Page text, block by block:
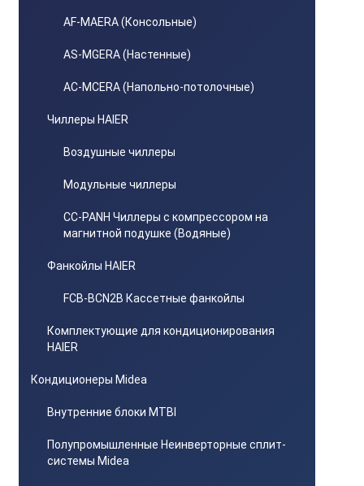
AF-MAERA (Консольные)
AS-MGERA (Настенные)
AС-MСERA (Напольно-потолочные)
Чиллеры HAIER
Воздушные чиллеры
Модульные чиллеры
CC-PANH Чиллеры с компрессором на
магнитной подушке (Водяные)
Фанкойлы HAIER
FCB-BCN2B Кассетные фанкойлы
Комплектующие для кондиционирования
HAIER
Кондиционеры Midea
Внутренние блоки MTBI
Полупромышленные Неинверторные сплит-
системы Midea